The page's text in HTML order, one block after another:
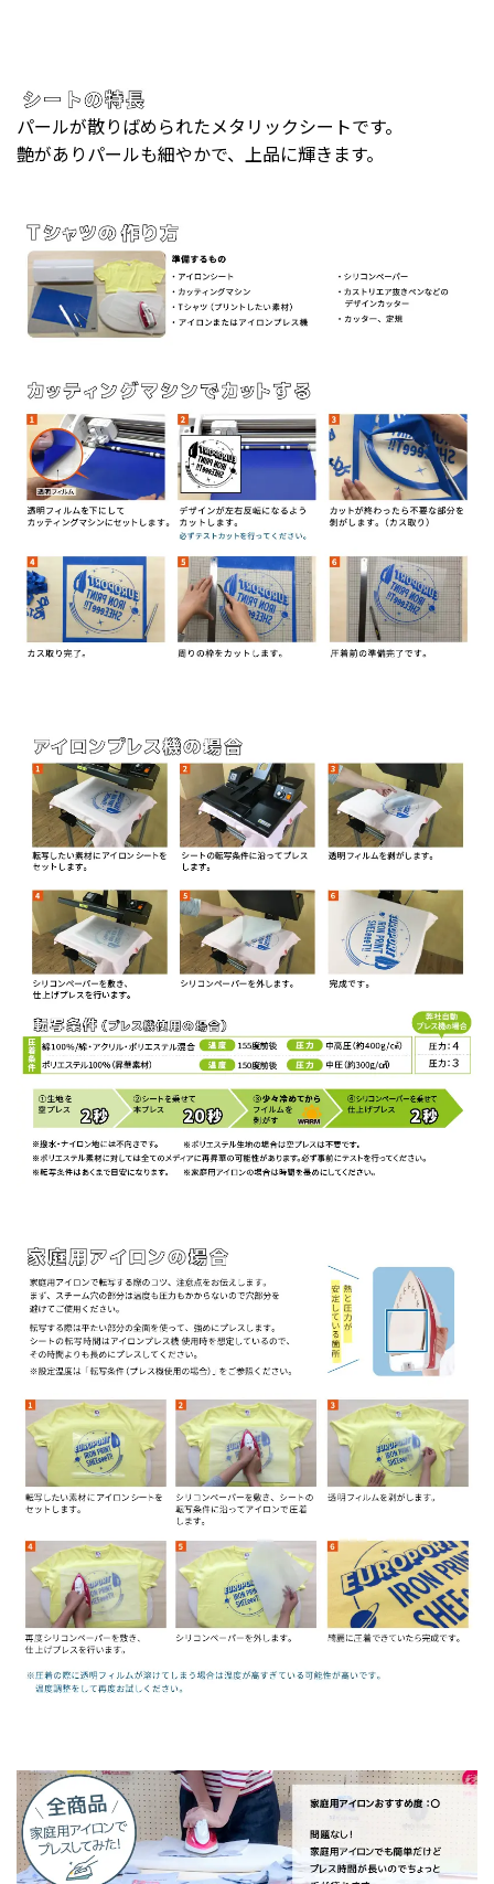
パールが散りばめられたメタリックシートです。
艶がありパールも細やかで、上品に輝きます。